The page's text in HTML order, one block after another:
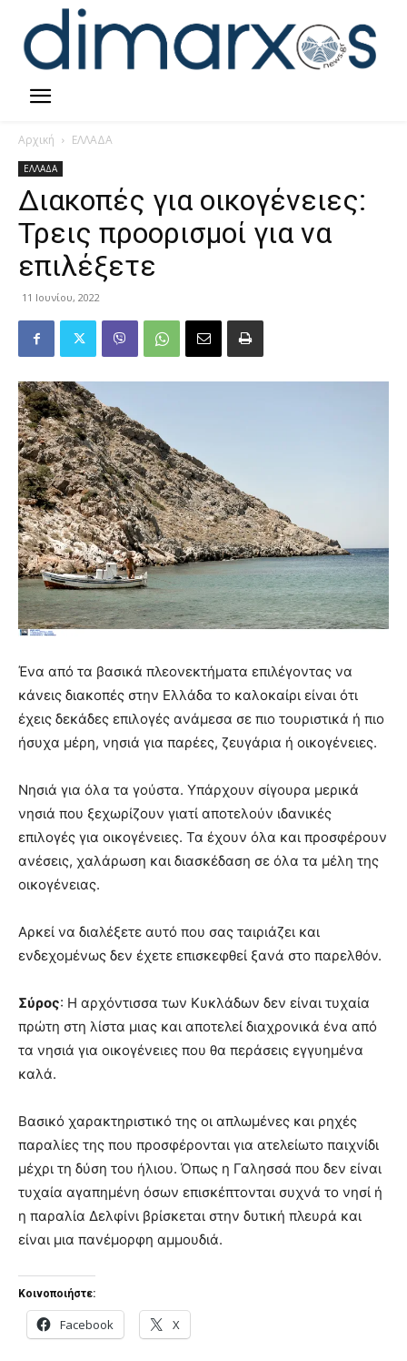
Αρχική ΕΛΛΑΔΑ
ΕΛΛΑΔΑ
Διακοπές για οικογένειες:
Τρεις προορισμοί για να
επιλέξετε
11 Ιουνίου, 2022
Ένα από τα βασικά πλεονεκτήματα επιλέγοντας να
κάνεις διακοπές στην Ελλάδα το καλοκαίρι είναι ότι
έχεις δεκάδες επιλογές ανάμεσα σε πιο τουριστικά ή πιο
ήσυχα μέρη, νησιά για παρέες, ζευγάρια ή οικογένειες.
Νησιά για όλα τα γούστα. Υπάρχουν σίγουρα μερικά
νησιά που ξεχωρίζουν γιατί αποτελούν ιδανικές
επιλογές για οικογένειες. Τα έχουν όλα και προσφέρουν
ανέσεις, χαλάρωση και διασκέδαση σε όλα τα μέλη της
οικογένειας.
Αρκεί να διαλέξετε αυτό που σας ταιριάζει και
ενδεχομένως δεν έχετε επισκεφθεί ξανά στο παρελθόν.
Σύρος: Η αρχόντισσα των Κυκλάδων δεν είναι τυχαία
πρώτη στη λίστα μιας και αποτελεί διαχρονικά ένα από
τα νησιά για οικογένειες που θα περάσεις εγγυημένα
καλά.
Βασικό χαρακτηριστικό της οι απλωμένες και ρηχές
παραλίες της που προσφέρονται για ατελείωτο παιχνίδι
μέχρι τη δύση του ήλιου. Όπως η Γαλησσά που δεν είναι
τυχαία αγαπημένη όσων επισκέπτονται συχνά το νησί ή
η παραλία Δελφίνι βρίσκεται στην δυτική πλευρά και
είναι μια πανέμορφη αμμουδιά.
Κοινοποιήστε:
Facebook X